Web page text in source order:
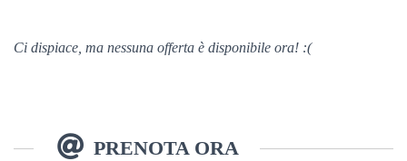
Ci dispiace, ma nessuna offerta è disponibile ora! :(
PRENOTA ORA